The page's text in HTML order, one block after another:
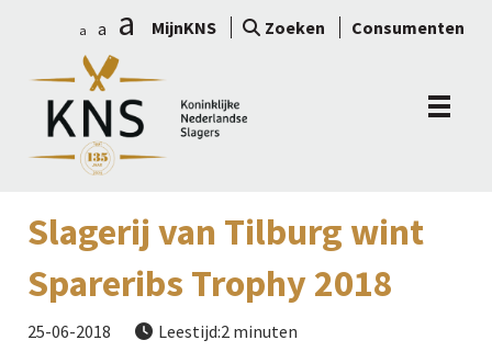
a a a MijnKNS Zoeken Consumenten
Slagerij van Tilburg wint
Spareribs Trophy 2018
25-06-2018  Leestijd:2 minuten